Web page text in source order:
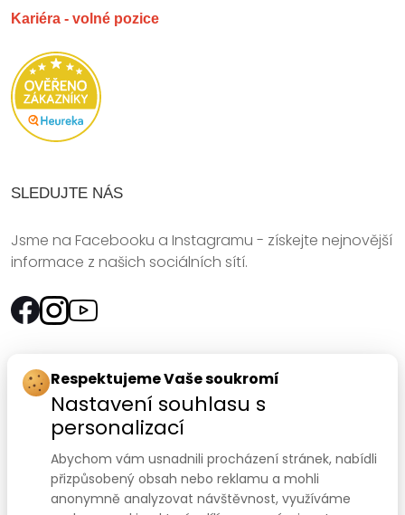
Kariéra - volné pozice
SLEDUJTE NÁS
Jsme na Facebooku a Instagramu - získejte nejnovější
informace z našich sociálních sítí.
Rychlý kontakt:
SANOMED, spol. s r.o.
Palackého třída 240/75
612 00 Brno-Královo Pole
Respektujeme Vaše soukromí
Nastavení souhlasu s
personalizací
Abychom vám usnadnili procházení stránek, nabídli
přizpůsobený obsah nebo reklamu a mohli
anonymně analyzovat návštěvnost, využíváme